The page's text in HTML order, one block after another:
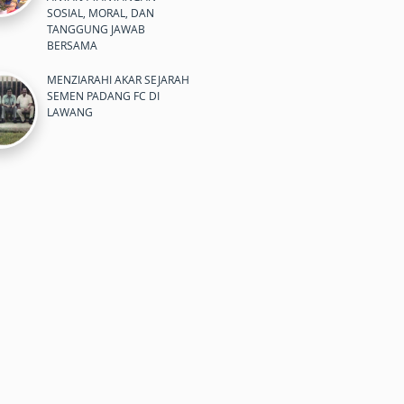
SOSIAL, MORAL, DAN
TANGGUNG JAWAB
BERSAMA
MENZIARAHI AKAR SEJARAH
SEMEN PADANG FC DI
LAWANG